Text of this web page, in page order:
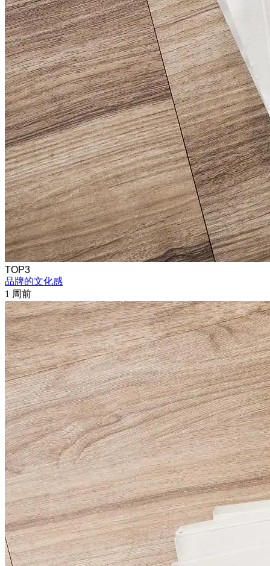
TOP3
品牌的文化感
1 周前